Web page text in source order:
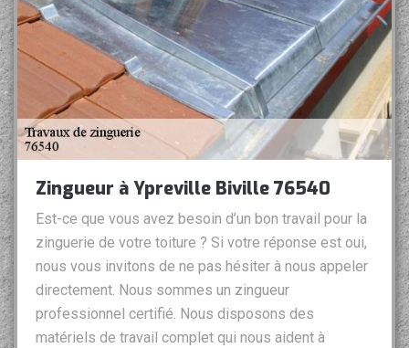
Zingueur à Ypreville Biville 76540
Est-ce que vous avez besoin d’un bon travail pour la
zinguerie de votre toiture ? Si votre réponse est oui,
nous vous invitons de ne pas hésiter à nous appeler
directement. Nous sommes un zingueur
professionnel certifié. Nous disposons des
matériels de travail complet qui nous aident à